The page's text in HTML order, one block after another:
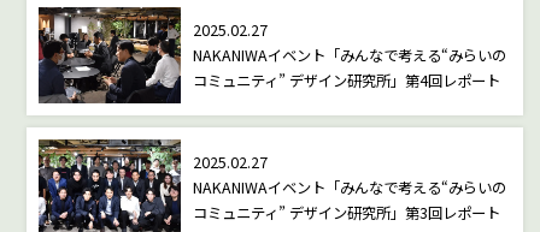
2025.02.27
NAKANIWAイベント「みんなで考える“みらいの
コミュニティ” デザイン研究所」第4回レポート
2025.02.27
NAKANIWAイベント「みんなで考える“みらいの
コミュニティ” デザイン研究所」第3回レポート